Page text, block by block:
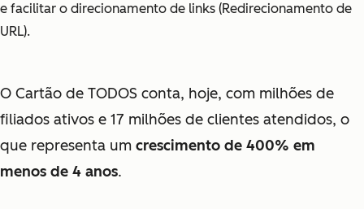
e facilitar o direcionamento de links (Redirecionamento de
URL).
O Cartão de TODOS conta, hoje, com milhões de
filiados ativos e 17 milhões de clientes atendidos, o
que representa um crescimento de 400% em
menos de 4 anos.